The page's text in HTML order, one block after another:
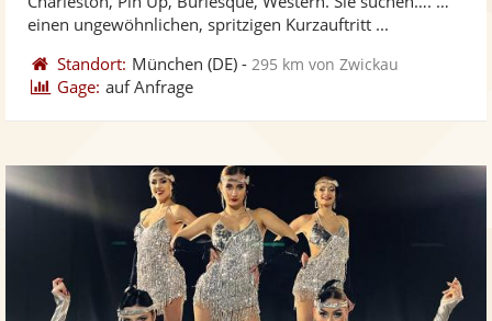
einen ungewöhnlichen, spritzigen Kurzauftritt ...
Standort: München (DE) - 295 km von Zwickau
Gage: auf Anfrage